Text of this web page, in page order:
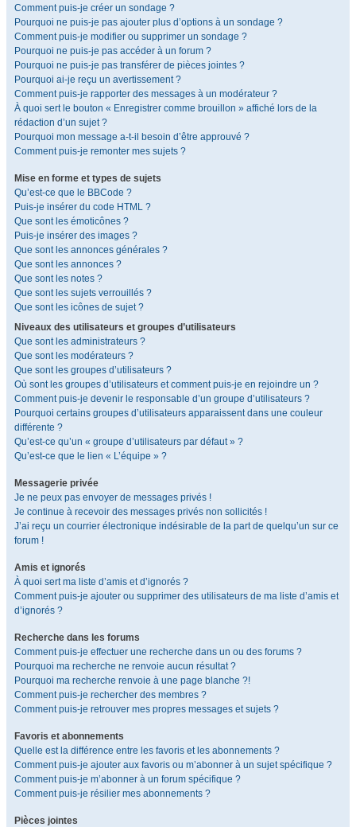
Comment puis-je créer un sondage ?
Pourquoi ne puis-je pas ajouter plus d’options à un sondage ?
Comment puis-je modifier ou supprimer un sondage ?
Pourquoi ne puis-je pas accéder à un forum ?
Pourquoi ne puis-je pas transférer de pièces jointes ?
Pourquoi ai-je reçu un avertissement ?
Comment puis-je rapporter des messages à un modérateur ?
À quoi sert le bouton « Enregistrer comme brouillon » affiché lors de la
rédaction d’un sujet ?
Pourquoi mon message a-t-il besoin d’être approuvé ?
Comment puis-je remonter mes sujets ?
Mise en forme et types de sujets
Qu’est-ce que le BBCode ?
Puis-je insérer du code HTML ?
Que sont les émoticônes ?
Puis-je insérer des images ?
Que sont les annonces générales ?
Que sont les annonces ?
Que sont les notes ?
Que sont les sujets verrouillés ?
Que sont les icônes de sujet ?
Niveaux des utilisateurs et groupes d’utilisateurs
Que sont les administrateurs ?
Que sont les modérateurs ?
Que sont les groupes d’utilisateurs ?
Où sont les groupes d’utilisateurs et comment puis-je en rejoindre un ?
Comment puis-je devenir le responsable d’un groupe d’utilisateurs ?
Pourquoi certains groupes d’utilisateurs apparaissent dans une couleur
différente ?
Qu’est-ce qu’un « groupe d’utilisateurs par défaut » ?
Qu’est-ce que le lien « L’équipe » ?
Messagerie privée
Je ne peux pas envoyer de messages privés !
Je continue à recevoir des messages privés non sollicités !
J’ai reçu un courrier électronique indésirable de la part de quelqu’un sur ce
forum !
Amis et ignorés
À quoi sert ma liste d’amis et d’ignorés ?
Comment puis-je ajouter ou supprimer des utilisateurs de ma liste d’amis et
d’ignorés ?
Recherche dans les forums
Comment puis-je effectuer une recherche dans un ou des forums ?
Pourquoi ma recherche ne renvoie aucun résultat ?
Pourquoi ma recherche renvoie à une page blanche ?!
Comment puis-je rechercher des membres ?
Comment puis-je retrouver mes propres messages et sujets ?
Favoris et abonnements
Quelle est la différence entre les favoris et les abonnements ?
Comment puis-je ajouter aux favoris ou m’abonner à un sujet spécifique ?
Comment puis-je m’abonner à un forum spécifique ?
Comment puis-je résilier mes abonnements ?
Pièces jointes